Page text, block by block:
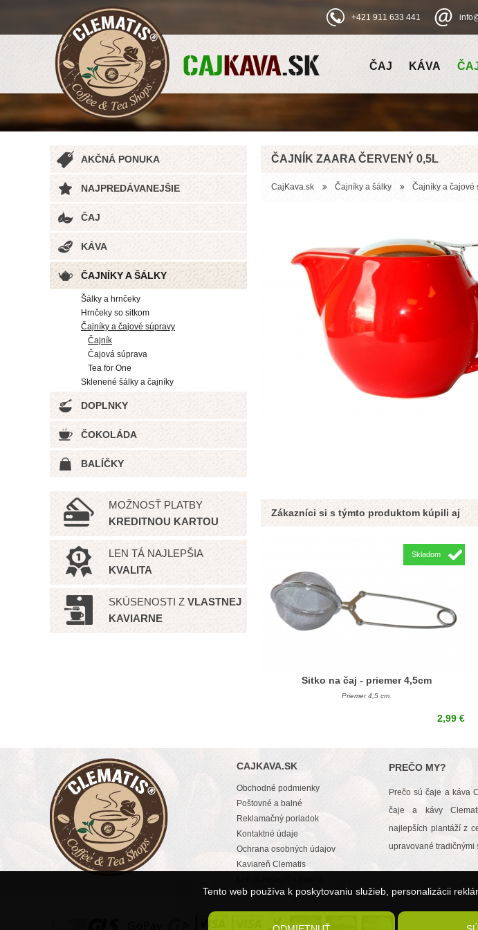
Tento web používa k poskytovaniu služieb, personalizácii
+421 911 633 441
ČAJ KÁVA
AKČNÁ PONUKA
NAJPREDÁVANEJŠIE
ČAJ
KÁVA
ČAJNÍKY A ŠÁLKY
Šálky a hrnčeky
Hrnčeky so sitkom
Čajníky a čajové súpravy
Čajník
Čajová súprava
Tea for One
Sklenené šálky a čajníky
DOPLNKY
ČOKOLÁDA
BALÍČKY
MOŽNOSŤ PLATBY
KREDITNOU KARTOU
LEN TÁ NAJLEPŠIA
KVALITA
SKÚSENOSTI Z VLASTNEJ
KAVIARNE
ČAJNÍK ZAARA ČERVENÝ 0,5L
CajKava.sk Čajníky a šálky Čajníky a čajové
Zákazníci si s týmto produktom kúpili aj
Skladom
Sitko na čaj - priemer 4,5cm
Priemer 4,5 cm.
2,99 €
CAJKAVA.SK
Obchodné podmienky
Poštovné a balné
Reklamačný poriadok
Kontaktné údaje
Ochrana osobných údajov
Kaviareň Clematis
PREČO MY?
Prečo sú čaje a káva
čaje a kávy
najlepších plantáží z
upravované tradičnými